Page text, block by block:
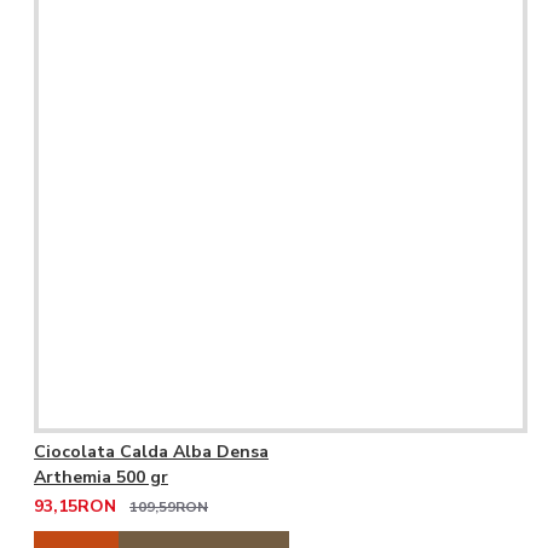
Ciocolata Calda Alba Densa
Arthemia 500 gr
93,15RON
109,59RON